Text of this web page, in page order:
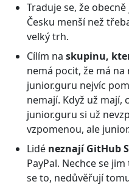
Traduje se, že obecně
Česku menší než
velký trh.
Cílím na skupinu,
nemá pocit, že má na
junior.guru nejvíc
nemají. Když už mají,
junior.guru si už
vzpomenou, ale
Lidé neznají GitHub
PayPal. Nechce se
se to, nedůvěřují